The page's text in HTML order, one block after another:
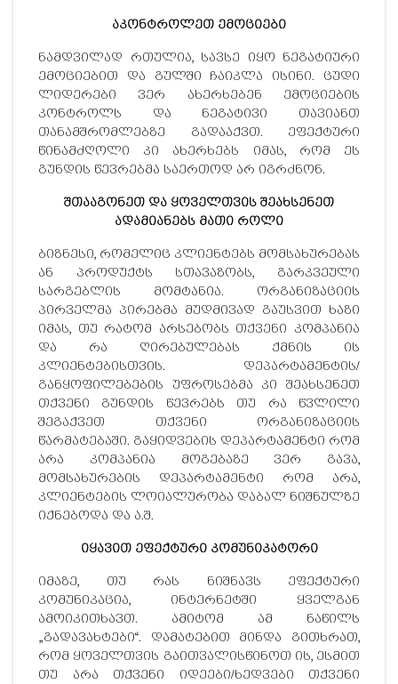
აკონტროლეთ ემოციები
ნამდვილად რთულია, სავსე იყო ნეგატიური
ემოციებით და გულში ჩაიკლა ისინი. ცუდი
ლიდერები ვერ ახერხებენ ემოციების
კონტროლს და ნეგატივი თავიანთ
თანამშრომლებზე გადააქვთ. ეფექტური
წინამძღოლი კი ახერხებს იმას, რომ ეს
გუნდის წევრებმა საერთოდ არ იგრძნონ.
შთააგონეთ და ყოველთვის შეახსენეთ
ადამიანებს მათი როლი
ბიზნესი, რომელიც კლიენტებს მომსახურებას
ან პროდუქტს სთავაზობს, გარკვეული
სარგებლის მომტანია. ორგანიზაციის
პირველმა პირებმა მუდმივად გაუსვით ხაზი
იმას, თუ რატომ არსებობს თქვენი კომპანია
და რა ღირებულებას ქმნის ის
კლიენტებისთვის. დეპარტამენტის/
განყოფილებების უფროსებმა კი შეახსენეთ
თქვენი გუნდის წევრებს თუ რა წვლილი
შეგაქვეთ თქვენი ორგანიზაციის
წარმატებაში. გაყიდვების დეპარტამენტი რომ
არა კომპანია მოგებაზე ვერ გავა,
მომსახურების დეპარტამენტი რომ არა,
კლიენტების ლოიალურობა დაბალ ნიშნულზე
იქნებოდა და ა.შ.
იყავით ეფექტური კომუნიკატორი
იმაზე, თუ რას ნიშნავს ეფექტური
კომუნიკაცია, ინტერნეტში ყველგან
ამოიკითხავთ. ამიტომ ამ ნაწილს
„გადავახტები“. დამატებით მინდა გითხრათ,
რომ ყოველთვის გაითვალისწინოთ ის, ესმით
თუ არა თქვენი იდეები/ხედვები თქვენი